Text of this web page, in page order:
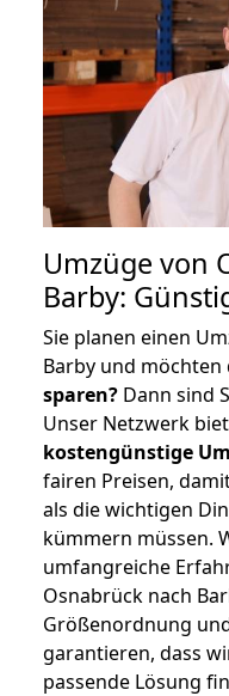
Umzüge von
Barby:
Sie planen einen
Barby und
sparen? Dann sind
Unser Netzwerk
kostengünstige
fairen Preisen,
als die wichtigen
kümmern müssen.
umfangreiche
Osnabrück nach
Größenordnung
garantieren, dass
passende Lösung